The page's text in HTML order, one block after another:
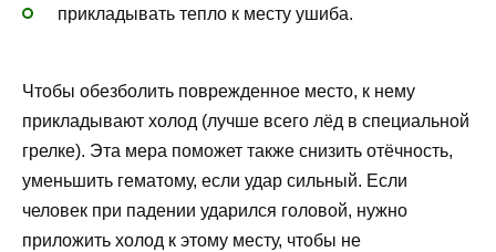
прикладывать тепло к месту ушиба.
Чтобы обезболить поврежденное место, к нему
прикладывают холод (лучше всего лёд в специальной
грелке). Эта мера поможет также снизить отёчность,
уменьшить гематому, если удар сильный. Если
человек при падении ударился головой, нужно
приложить холод к этому месту, чтобы не